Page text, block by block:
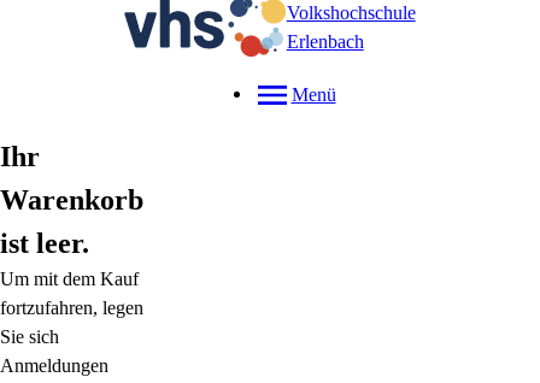
Volkshochschule
Erlenbach
Menü
Ihr
Warenkorb
ist leer.
Um mit dem Kauf
fortzufahren, legen
Sie sich
Anmeldungen